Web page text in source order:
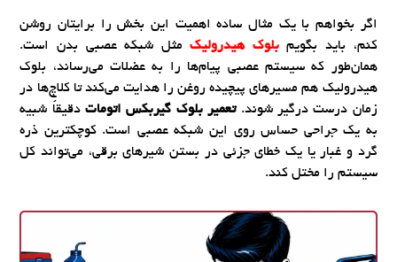
اگر بخواهم با یک مثال ساده اهمیت این بخش را برایتان روشن
کنم، باید بگویمبلوک هیدرولیکمثل شبکه عصبی بدن است.
همان‌طور که سیستم عصبی پیام‌ها را به عضلات می‌رساند، بلوک
هیدرولیک هم مسیرهای پیچیده روغن را هدایت می‌کند تا کلاچ‌ها در
زمان درست درگیر شوند.تعمیر بلوک گیربکس اتوماتدقیقاً شبیه
به یک جراحی حساس روی این شبکه عصبی است. کوچکترین ذره
گرد و غبار یا یک خطای جزئی در بستن شیرهای برقی، می‌تواند کل
سیستم را مختل کند.